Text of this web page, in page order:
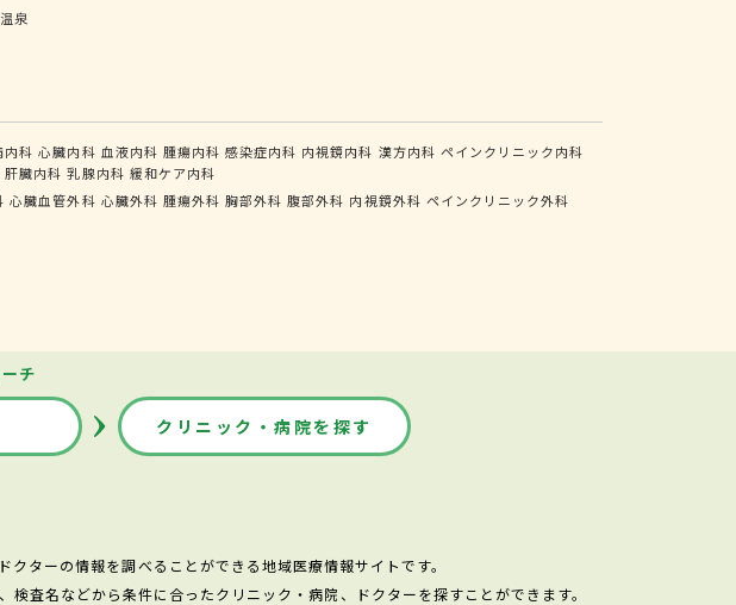
泉
内科 心臓内科 血液内科 腫瘍内科 感染症内科 内視鏡内科 漢方内科 ペインクリニック内科
肝臓内科 乳腺内科 緩和ケア内科
心臓血管外科 心臓外科 腫瘍外科 胸部外科 腹部外科 内視鏡外科 ペインクリニック外科
チ
クリニック・病院を探す
ターの情報を調べることができる地域医療情報サイトです。
査名などから条件に合ったクリニック・病院、ドクターを探すことができます。